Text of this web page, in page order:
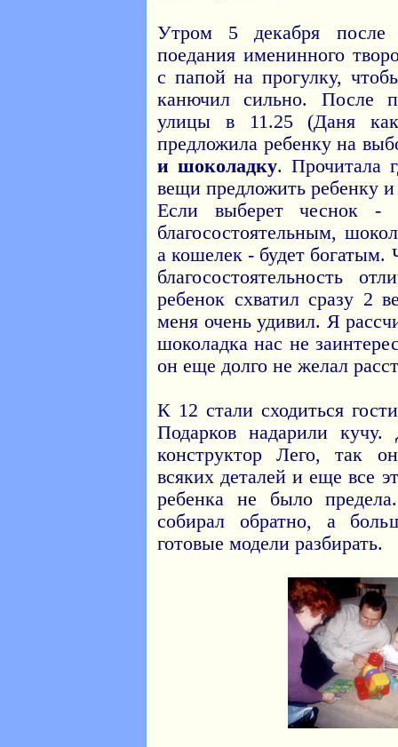
Утром 5 декабря после
поедания именинного
с папой на прогулку,
канючил сильно. После
улицы в 11.25 (Даня
предложила ребенку на
и шоколадку. Прочитала
вещи предложить ребенку
Если выберет чеснок -
благосостоятельным,
а кошелек - будет богатым.
благосостоятельность
ребенок схватил сразу 2
меня очень удивил. Я
шоколадка нас не
он еще долго не желал
К 12 стали сходиться
Подарков надарили
конструктор Лего, так
всяких деталей и еще все
ребенка не было
собирал обратно, а
готовые модели разбирать.